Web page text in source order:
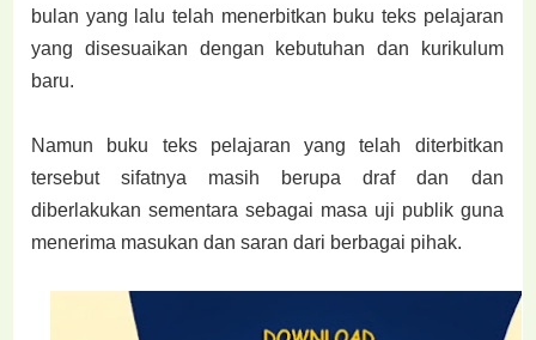
bulan yang lalu telah menerbitkan buku teks pelajaran
yang disesuaikan dengan kebutuhan dan kurikulum
baru.
Namun buku teks pelajaran yang telah diterbitkan
tersebut sifatnya masih berupa draf dan dan
diberlakukan sementara sebagai masa uji publik guna
menerima masukan dan saran dari berbagai pihak.